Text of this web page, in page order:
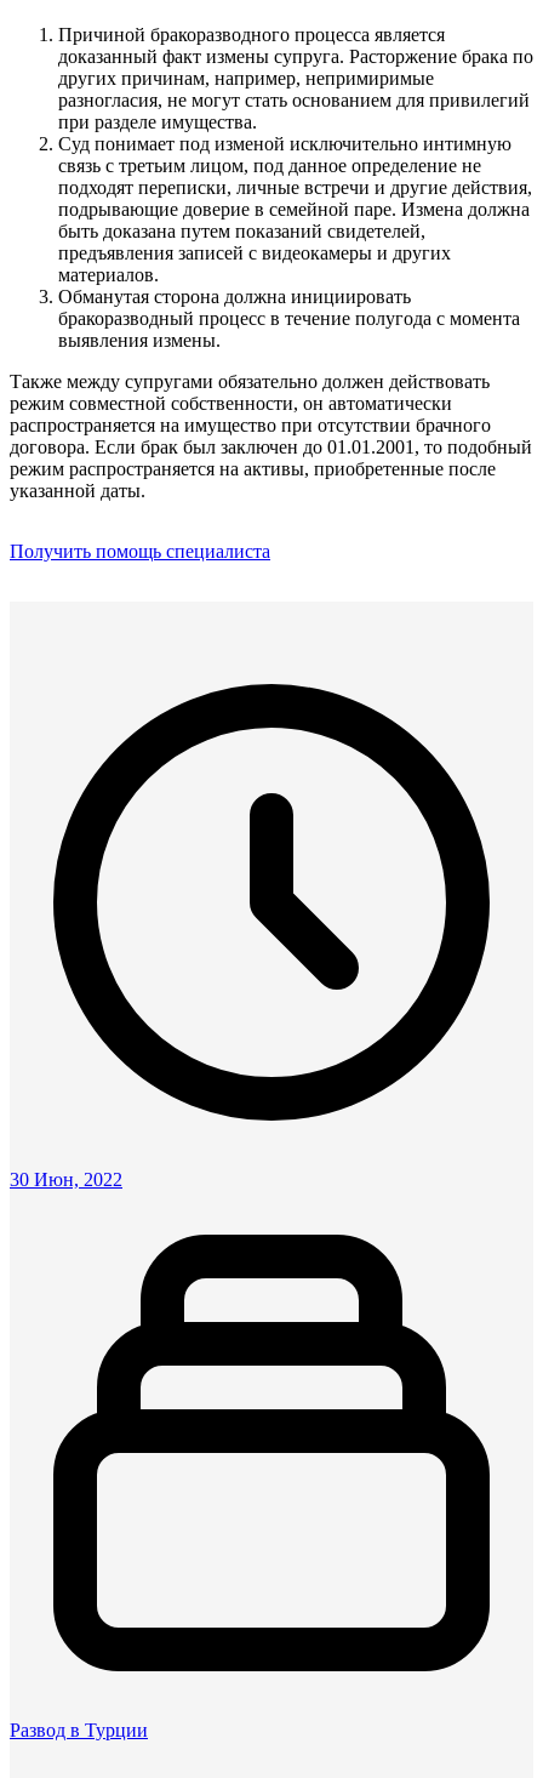
Причиной бракоразводного процесса является
доказанный факт измены супруга. Расторжение брака по
других причинам, например, непримиримые
разногласия, не могут стать основанием для привилегий
при разделе имущества.
Суд понимает под изменой исключительно интимную
связь с третьим лицом, под данное определение не
подходят переписки, личные встречи и другие действия,
подрывающие доверие в семейной паре. Измена должна
быть доказана путем показаний свидетелей,
предъявления записей с видеокамеры и других
материалов.
Обманутая сторона должна инициировать
бракоразводный процесс в течение полугода с момента
выявления измены.
Также между супругами обязательно должен действовать
режим совместной собственности, он автоматически
распространяется на имущество при отсутствии брачного
договора. Если брак был заключен до 01.01.2001, то подобный
режим распространяется на активы, приобретенные после
указанной даты.
Получить помощь специалиста
30 Июн, 2022
Развод в Турции